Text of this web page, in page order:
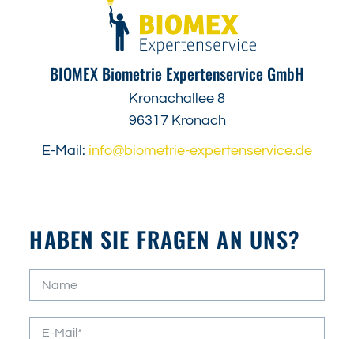
BIOMEX Biometrie Expertenservice GmbH
Kronachallee 8
96317 Kronach
E-Mail: info@biometrie-expertenservice.de
HABEN SIE FRAGEN AN UNS?